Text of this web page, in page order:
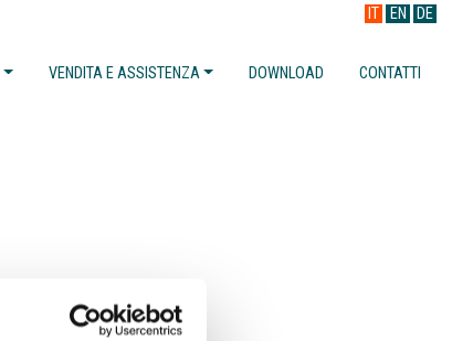
IT EN DE
VENDITA E ASSISTENZA DOWNLOAD CONTATTI